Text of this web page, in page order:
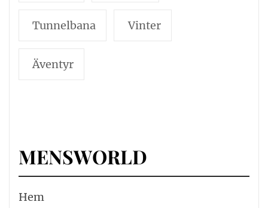
Tunnelbana Vinter
Äventyr
MENSWORLD
Hem